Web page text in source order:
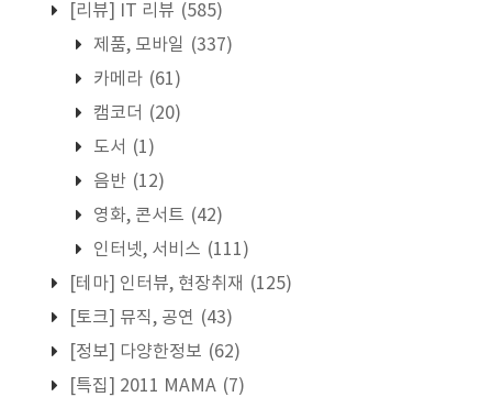
[리뷰] IT 리뷰 (585)
제품, 모바일 (337)
카메라 (61)
캠코더 (20)
도서 (1)
음반 (12)
영화, 콘서트 (42)
인터넷, 서비스 (111)
[테마] 인터뷰, 현장취재 (125)
[토크] 뮤직, 공연 (43)
[정보] 다양한정보 (62)
[특집] 2011 MAMA (7)